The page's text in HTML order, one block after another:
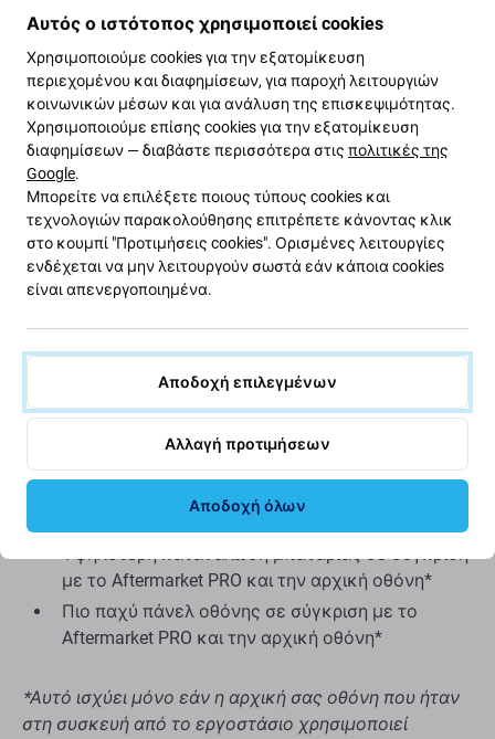
Τα πλεονεκτήματα και τα μειονεκτήματα που
αναφέρονται παρακάτω συγκρίνονται με την αρχική
οθόνη του κατασκευαστή.
Φόντα:
Χαμηλή τιμή
Χρήση τεχνολογίας LCD
Μειονεκτήματα:
Υψηλότερη κατανάλωση μπαταρίας σε σύγκριση
με το Aftermarket PRO και την αρχική οθόνη*
Πιο παχύ πάνελ οθόνης σε σύγκριση με το
Aftermarket PRO και την αρχική οθόνη*
*Αυτό ισχύει μόνο εάν η αρχική σας οθόνη που ήταν
στη συσκευή από το εργοστάσιο χρησιμοποιεί
Αυτός ο ιστότοπος χρησιμοποιεί cookies
Χρησιμοποιούμε cookies για την εξατομίκευση
περιεχομένου και διαφημίσεων, για παροχή λειτουργιών
κοινωνικών μέσων και για ανάλυση της επισκεψιμότητας.
Χρησιμοποιούμε επίσης cookies για την εξατομίκευση
διαφημίσεων — διαβάστε περισσότερα στις πολιτικές της
Google.
Μπορείτε να επιλέξετε ποιους τύπους cookies και
τεχνολογιών παρακολούθησης επιτρέπετε κάνοντας κλικ
στο κουμπί "Προτιμήσεις cookies". Ορισμένες λειτουργίες
ενδέχεται να μην λειτουργούν σωστά εάν κάποια cookies
είναι απενεργοποιημένα.
Αποδοχή επιλεγμένων
Αλλαγή προτιμήσεων
Αποδοχή όλων